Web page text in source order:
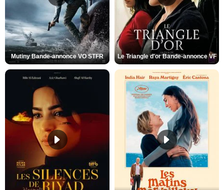
Mutiny Bande-annonce VO STFR Le Triangle d'or Bande-annonce VF